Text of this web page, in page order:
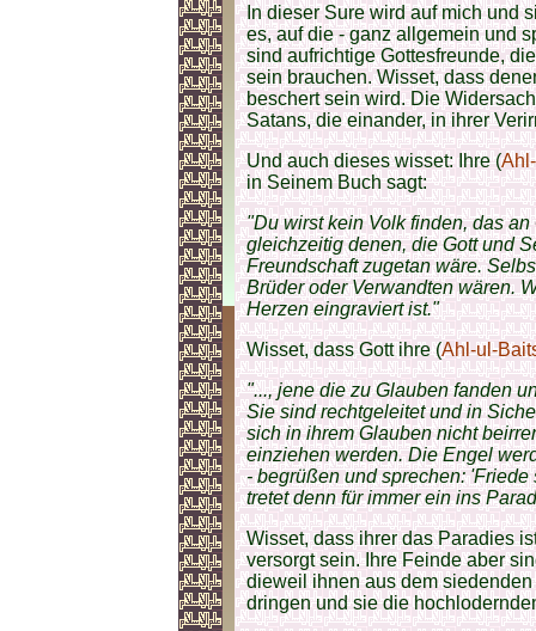
In dieser Sure wird auf mich und
es, auf die - ganz allgemein und
sind aufrichtige Gottesfreunde,
sein brauchen. Wisset, dass
beschert sein wird. Die
Satans, die einander, in ihrer
Und auch dieses wisset: Ihre (
in Seinem Buch sagt:
"Du wirst kein Volk finden, das
gleichzeitig denen, die Gott und
Freundschaft zugetan wäre.
Brüder oder Verwandten wären.
Herzen eingraviert ist."
Wisset, dass Gott ihre (Ahl-ul-
"..., jene die zu Glauben fanden
Sie sind rechtgeleitet und in
sich in ihrem Glauben nicht
einziehen werden. Die Engel
- begrüßen und sprechen:
tretet denn für immer ein ins
Wisset, dass ihrer das Paradies
versorgt sein. Ihre Feinde aber
dieweil ihnen aus dem
dringen und sie die